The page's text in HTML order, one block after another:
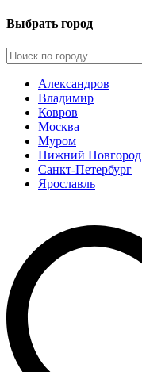
Выбрать город
Александров
Владимир
Ковров
Москва
Муром
Нижний Новгород
Санкт-Петербург
Ярославль